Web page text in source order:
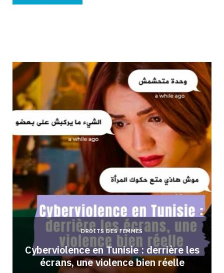
DROITS DES FEMMES
Cyberviolence en Tunisie : derrière les
écrans, une violence bien réelle